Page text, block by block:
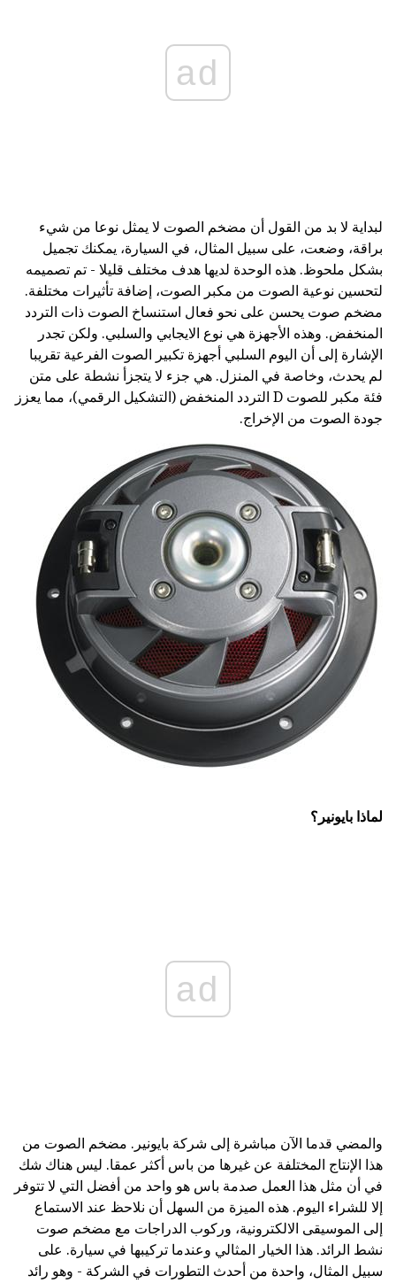
ad
لبداية لا بد من القول أن مضخم الصوت لا يمثل نوعا من شيء
براقة، وضعت، على سبيل المثال، في السيارة، يمكنك تجميل
بشكل ملحوظ. هذه الوحدة لديها هدف مختلف قليلا - تم تصميمه
لتحسين نوعية الصوت من مكبر الصوت، إضافة تأثيرات مختلفة.
مضخم صوت يحسن على نحو فعال استنساخ الصوت ذات التردد
المنخفض. وهذه الأجهزة هي نوع الايجابي والسلبي. ولكن تجدر
الإشارة إلى أن اليوم السلبي أجهزة تكبير الصوت الفرعية تقريبا
لم يحدث، وخاصة في المنزل. هي جزء لا يتجزأ نشطة على متن
فئة مكبر للصوت D التردد المنخفض (التشكيل الرقمي)، مما يعزز
جودة الصوت من الإخراج.
لماذا بايونير؟
ad
والمضي قدما الآن مباشرة إلى شركة بايونير. مضخم الصوت من
هذا الإنتاج المختلفة عن غيرها من باس أكثر عمقا. ليس هناك شك
في أن مثل هذا العمل صدمة باس هو واحد من أفضل التي لا تتوفر
إلا للشراء اليوم. هذه الميزة من السهل أن نلاحظ عند الاستماع
إلى الموسيقى الالكترونية، وركوب الدراجات مع مضخم صوت
نشط الرائد. هذا الخيار المثالي وعندما تركيبها في سيارة. على
سبيل المثال، واحدة من أحدث التطورات في الشركة - وهو رائد